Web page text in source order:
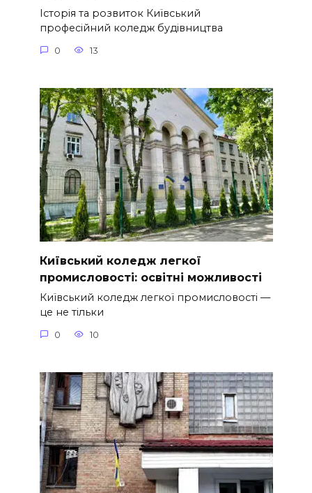
Історія та розвиток Київський
професійний коледж будівництва
0 13
Київський коледж легкої
промисловості: освітні можливості
Київський коледж легкої промисловості —
це не тільки
0 10